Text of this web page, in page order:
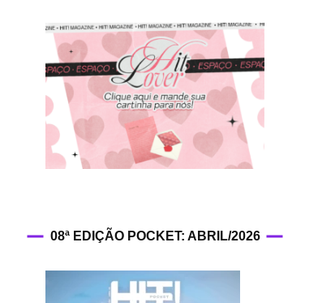
Coletiva de Imprensa
Drama? HIT!
HIT!Fashion
HIT!Filmes
HIT!Hop
08ª EDIÇÃO POCKET: ABRIL/2026